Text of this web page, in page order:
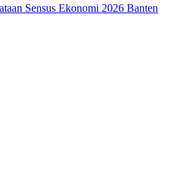
Sensus Ekonomi 2026 Banten